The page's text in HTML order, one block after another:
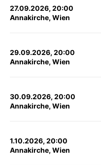
27.09.2026, 20:00
Annakirche, Wien
29.09.2026, 20:00
Annakirche, Wien
30.09.2026, 20:00
Annakirche, Wien
1.10.2026, 20:00
Annakirche, Wien